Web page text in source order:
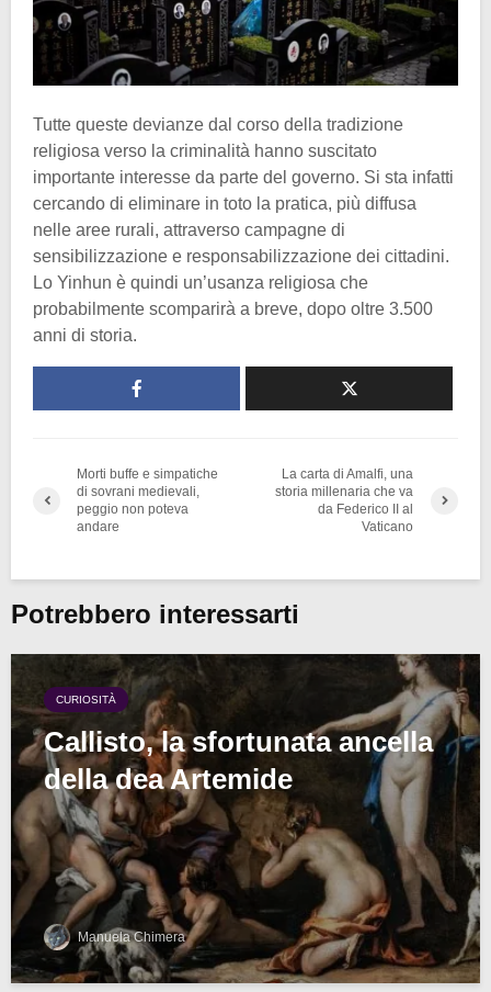
Tutte queste devianze dal corso della tradizione
religiosa verso la criminalità hanno suscitato
importante interesse da parte del governo. Si sta infatti
cercando di eliminare in toto la pratica, più diffusa
nelle aree rurali, attraverso campagne di
sensibilizzazione e responsabilizzazione dei cittadini.
Lo Yinhun è quindi un’usanza religiosa che
probabilmente scomparirà a breve, dopo oltre 3.500
anni di storia.
Morti buffe e simpatiche
di sovrani medievali,
peggio non poteva
andare
La carta di Amalfi, una
storia millenaria che va
da Federico II al
Vaticano
Potrebbero interessarti
CURIOSITÀ
Callisto, la sfortunata ancella
della dea Artemide
Manuela Chimera